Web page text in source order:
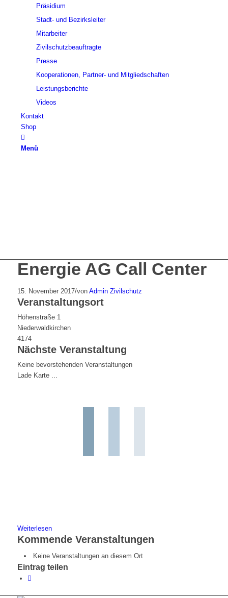
Präsidium
Stadt- und Bezirksleiter
Mitarbeiter
Zivilschutzbeauftragte
Presse
Kooperationen, Partner- und Mitgliedschaften
Leistungsberichte
Videos
Kontakt
Shop
Menü
Energie AG Call Center
15. November 2017/von Admin Zivilschutz
Veranstaltungsort
Höhenstraße 1
Niederwaldkirchen
4174
Nächste Veranstaltung
Keine bevorstehenden Veranstaltungen
Lade Karte ...
Weiterlesen
Kommende Veranstaltungen
Keine Veranstaltungen an diesem Ort
Eintrag teilen